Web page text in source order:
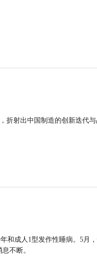
折射出中国制造的创新迭代
和成人1型发作性睡病。5月
不断。